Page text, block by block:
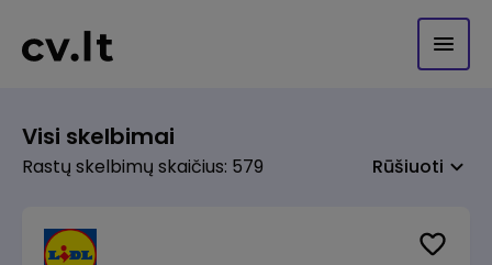
Visi skelbimai
Rastų skelbimų skaičius: 579 Rūšiuoti